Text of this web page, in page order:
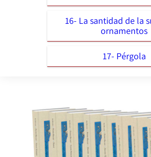
16- La santidad de la
ornamentos
17- Pérgola